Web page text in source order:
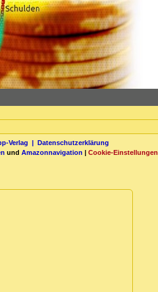
Verlag | Datenschutzerklärung
und Amazonnavigation | Cookie-Einstellungen